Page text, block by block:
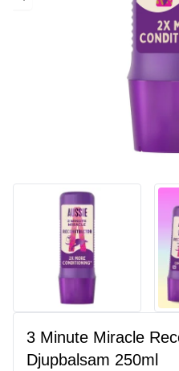
3 Minute Miracle
Djupbalsam 250ml